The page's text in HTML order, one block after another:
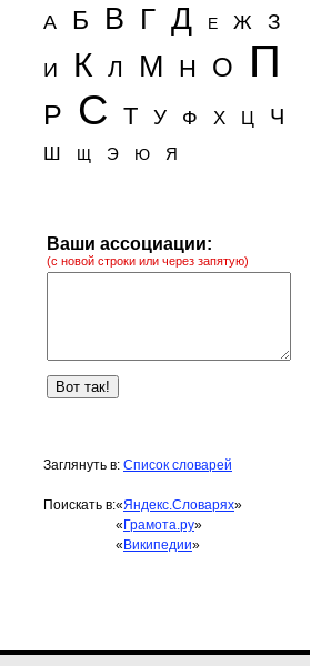
А
Б В Г Д Е Ж З
И К Л М Н О П
Р С Т У Ф Х Ц Ч
Ш Щ Э Ю Я
Ваши ассоциации:
(с новой строки или через запятую)
Заглянуть в: Список словарей
Поискать в:«Яндекс.Словарях»
« Грамота.ру»
« Википедии»